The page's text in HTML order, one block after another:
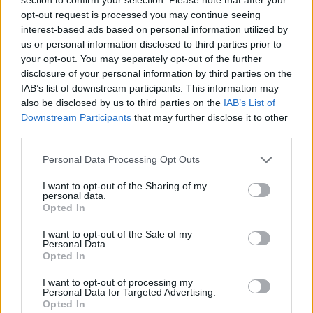
opt-out request is processed you may continue seeing
interest-based ads based on personal information utilized by
us or personal information disclosed to third parties prior to
your opt-out. You may separately opt-out of the further
disclosure of your personal information by third parties on the
IAB’s list of downstream participants. This information may
also be disclosed by us to third parties on the IAB’s List of
Downstream Participants that may further disclose it to other
Personal Data Processing Opt Outs
I want to opt-out of the Sharing of my
personal data.
Opted In
I want to opt-out of the Sale of my
Personal Data.
Opted In
I want to opt-out of processing my
Personal Data for Targeted Advertising.
Opted In
problemas y competir, que puedo darle la vuelta a los
partidos. A veces simplemente me toma un segundo
arrancar. No es algo que siempre quiera hacer, pero creo
que es agradable tener esa reputación de que, aunque
alguien me esté ganando, definitivamente no está
terminado. Me gusta que eso esté asociado, tal vez, a
Pegula confesó la
clave de su
remontada ante Jovic
"Tuve que ponerme a sacar bien. Es una gran restadora.
Necesitaba no solo tener un buen día de saque, sino que